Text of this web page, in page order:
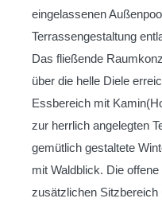
eingelassenen
Terrassengestaltung
Das fließende
über die helle Diele
Essbereich mit
zur herrlich angelegten
gemütlich gestaltete
mit Waldblick. Die
zusätzlichen Sitzbereich